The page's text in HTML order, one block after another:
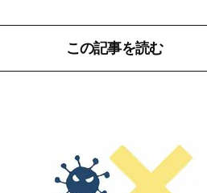
この記事を読む